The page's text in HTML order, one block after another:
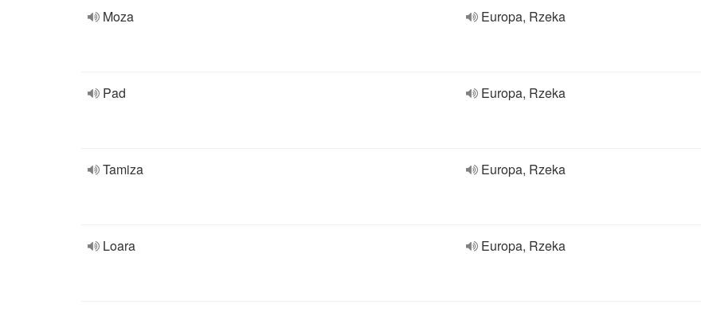
Moza Europa, Rzeka
Pad Europa, Rzeka
Tamiza Europa, Rzeka
Loara Europa, Rzeka